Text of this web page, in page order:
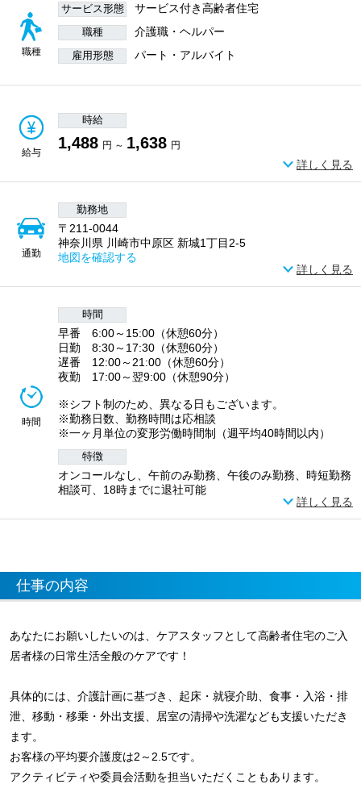
職種
サービス形態 サービス付き高齢者住宅
職種 介護職・ヘルパー
雇用形態 パート・アルバイト
給与
時給
1,488 円 ～ 1,638 円
詳しく見る
通勤
勤務地
〒211-0044
神奈川県 川崎市中原区 新城1丁目2-5
地図を確認する
詳しく見る
時間
時間
早番 6:00～15:00（休憩60分）
日勤 8:30～17:30（休憩60分）
遅番 12:00～21:00（休憩60分）
夜勤 17:00～翌9:00（休憩90分）
※シフト制のため、異なる日もございます。
※勤務日数、勤務時間は応相談
※一ヶ月単位の変形労働時間制（週平均40時間以内）
特徴
オンコールなし、午前のみ勤務、午後のみ勤務、時短勤務
相談可、18時までに退社可能
詳しく見る
仕事の内容
あなたにお願いしたいのは、ケアスタッフとして高齢者住宅のご入
居者様の日常生活全般のケアです！
具体的には、介護計画に基づき、起床・就寝介助、食事・入浴・排
泄、移動・移乗・外出支援、居室の清掃や洗濯なども支援いただき
ます。
お客様の平均要介護度は2～2.5です。
アクティビティや委員会活動を担当いただくこともあります。